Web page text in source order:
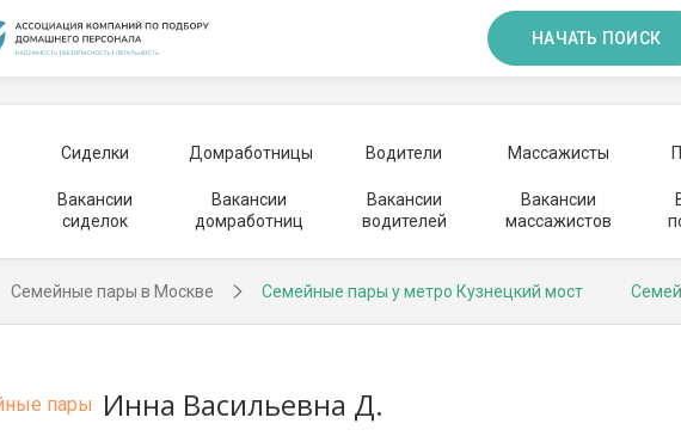
НАЧАТЬ ПОИСК
Сиделки Домработницы Водители Массажисты
Вакансии
сиделок
Вакансии
домработниц
Вакансии
водителей
Вакансии
массажистов
Семейные пары в Москве Семейные пары у метро Кузнецкий мост
пары Инна Васильевна Д.